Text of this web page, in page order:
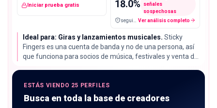
Iniciar prueba gratis 18.0%
señales
sospechosas
Ver análisis completo
Ideal para: Giras y lanzamientos musicales. Sticky
Fingers es una cuenta de banda y no de una persona, así
que funciona para socios de música, festivales y venta de
alcance de anuncio y no comentarios.
ESTÁS VIENDO 25 PERFILES
Busca en toda la base de creadores